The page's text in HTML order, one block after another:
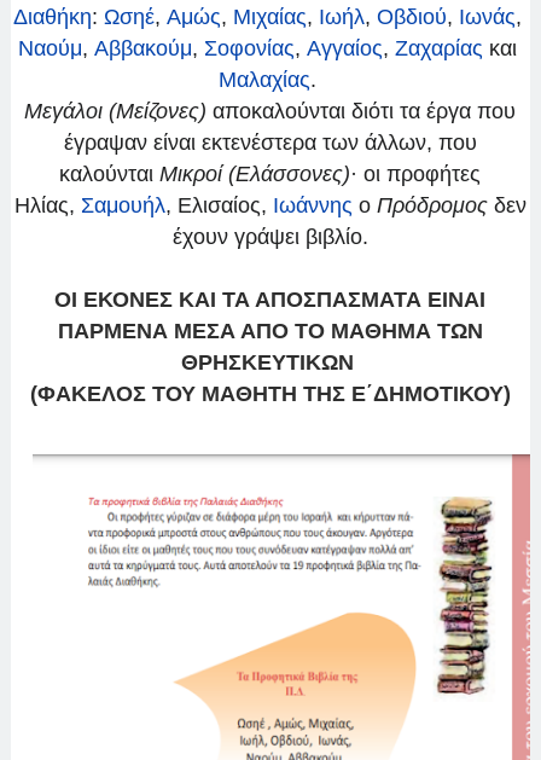
Διαθήκη: Ωσηέ, Αμώς, Μιχαίας, Ιωήλ, Οβδιού, Ιωνάς,
Ναούμ, Αββακούμ, Σοφονίας, Αγγαίος, Ζαχαρίας και
Μαλαχίας.
Μεγάλοι (Μείζονες) αποκαλούνται διότι τα έργα που
έγραψαν είναι εκτενέστερα των άλλων, που
καλούνταιΜικροί (Ελάσσονες)· οι προφήτες
Ηλίας, Σαμουήλ, Ελισαίος, Ιωάννης ο Πρόδρομοςδεν
έχουν γράψει βιβλίο.
ΟΙ ΕΚΟΝΕΣ ΚΑΙ ΤΑ ΑΠΟΣΠΑΣΜΑΤΑ ΕΙΝΑΙ
ΠΑΡΜΕΝΑ ΜΕΣΑ ΑΠΟ ΤΟ ΜΑΘΗΜΑ ΤΩΝ
ΘΡΗΣΚΕΥΤΙΚΩΝ
(ΦΑΚΕΛΟΣ ΤΟΥ ΜΑΘΗΤΗ ΤΗΣ Ε΄ΔΗΜΟΤΙΚΟΥ)